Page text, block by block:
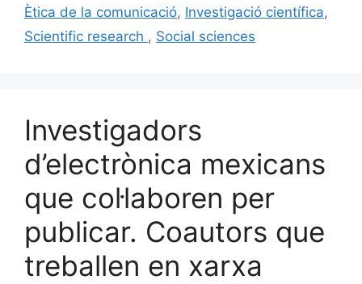
o
o
y
n te
ix
Ètica de la comunicació, Investigació científica,
Scientific research , Social sciences
Investigadors
d’electrònica mexicans
que col·laboren per
publicar. Coautors que
treballen en xarxa